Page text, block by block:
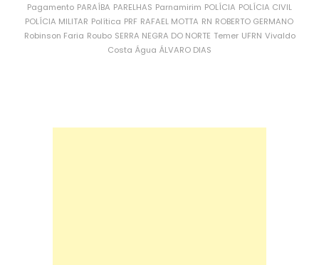
Pagamento PARAÍBA PARELHAS Parnamirim POLÍCIA POLÍCIA CIVIL
POLÍCIA MILITAR Política PRF RAFAEL MOTTA RN ROBERTO GERMANO
Robinson Faria Roubo SERRA NEGRA DO NORTE Temer UFRN Vivaldo
Costa Água ÁLVARO DIAS